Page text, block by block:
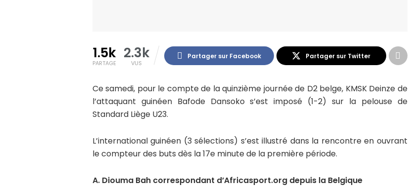
1.5k
PARTAGE
2.3k
VUS
Partager sur Facebook Partager sur Twitter
Ce samedi, pour le compte de la quinzième journée de D2 belge, KMSK Deinze de
l’attaquant guinéen Bafode Dansoko s’est imposé (1-2) sur la pelouse de
Standard Liège U23.
L’international guinéen (3 sélections) s’est illustré dans la rencontre en ouvrant
le compteur des buts dès la 17e minute de la première période.
A. Diouma Bah correspondant d’Africasport.org depuis la Belgique